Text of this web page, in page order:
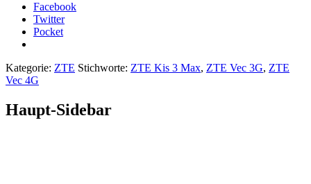
Facebook
Twitter
Pocket
Kategorie: ZTE Stichworte: ZTE Kis 3 Max, ZTE Vec 3G, ZTE
Vec 4G
Haupt-Sidebar